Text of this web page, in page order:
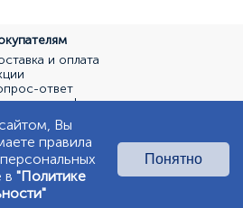
и оплата
ответ
конфиденциальности
50-77-07
26-74-13
Вы
правила
в "Политике
Понятно